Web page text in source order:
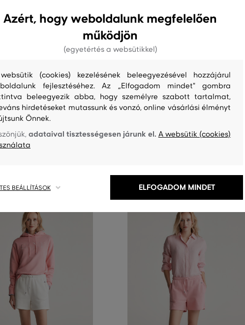
RÖVIDNADRÁG GANT REG
XL
TRÉNINGRUHA RÖVIDNADRÁG GANT REG
SHIELD SHORTS
Elérhető méretek:
Azért, hogy weboldalunk megfelelően
működjön
(egyetértés a websütikkel)
(cookies) kezelésének beleegyezésével hozzájárul
fejlesztéséhez. Az „Elfogadom mindet" gombra
beleegyezik abba, hogy személyre szabott tartalmat,
hirdetéseket mutassunk és vonzó, online vásárlási élményt
Önnek.
adataival tisztességesen járunk el. A websütik (cookies)
BEÁLLÍTÁSOK ELFOGADOM MINDET